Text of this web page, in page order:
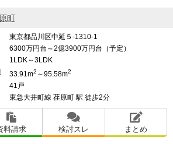
町
東京都品川区中延５-1310-1
6300万円台～2億3900万円台（予定）
1LDK～3LDK
33.91m2 ～95.58m2
41戸
東急大井町線 荏原町 駅 徒歩2分
料請求 検討スレ まとめ